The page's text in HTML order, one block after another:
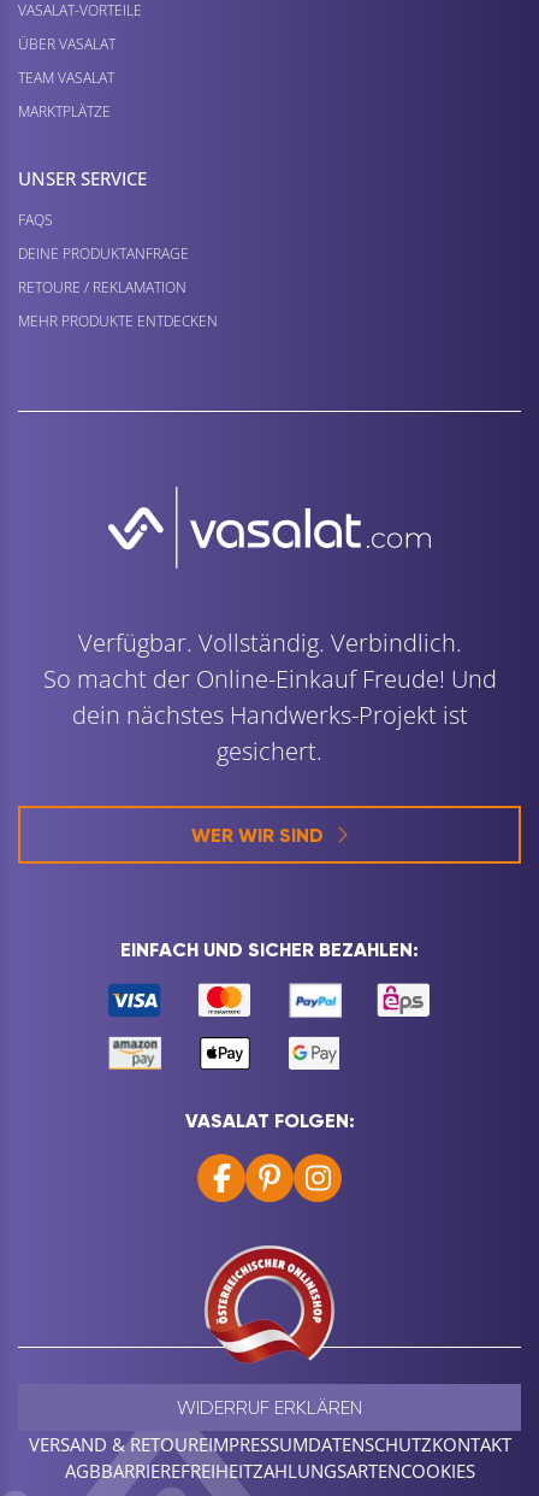
VASALAT-VORTEILE
ÜBER VASALAT
TEAM VASALAT
MARKTPLÄTZE
UNSER SERVICE
FAQS
DEINE PRODUKTANFRAGE
RETOURE / REKLAMATION
MEHR PRODUKTE ENTDECKEN
Verfügbar. Vollständig. Verbindlich.
So macht der Online-Einkauf Freude! Und
dein nächstes Handwerks-Projekt ist
gesichert.
WER WIR SIND
EINFACH UND SICHER BEZAHLEN:
VASALAT FOLGEN:
VERSAND & RETOUREIMPRESSUMDATENSCHUTZKONTAKT
AGBBARRIEREFREIHEITZAHLUNGSARTENCOOKIES
WIDERRUF ERKLÄREN